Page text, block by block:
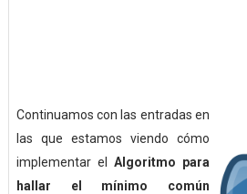
Continuamos con las entradas en
las que estamos viendo cómo
implementar elAlgoritmo para
hallar el mínimo común